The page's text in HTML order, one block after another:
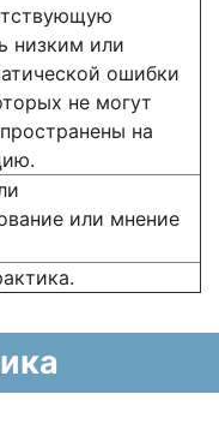
низким или
ошибки
не могут
на
или мнение